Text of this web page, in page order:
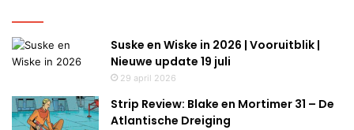
Suske en Wiske in 2026 | Vooruitblik |
Nieuwe update 19 juli
29 april 2026
Strip Review: Blake en Mortimer 31 – De
Atlantische Dreiging